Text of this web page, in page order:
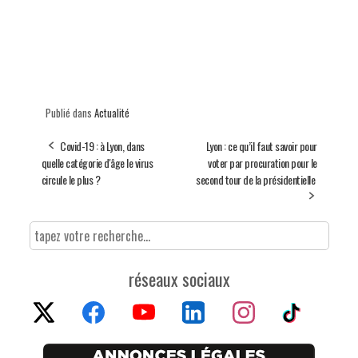
Publié dans Actualité
Covid-19 : à Lyon, dans
quelle catégorie d'âge le virus
circule le plus ?
Lyon : ce qu’il faut savoir pour
voter par procuration pour le
second tour de la présidentielle
réseaux sociaux